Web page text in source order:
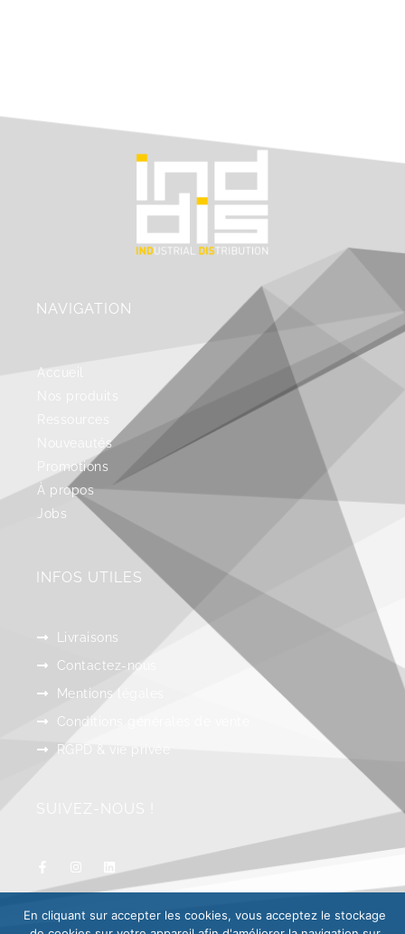
NAVIGATION
Accueil
Nouveautés
Promotions
À propos
Jobs
INFOS UTILES
Livraisons
Contactez-nous
Mentions légales
Conditions générales de vente
RGPD & vie privée
En cliquant sur accepter les cookies, vous acceptez le stockage